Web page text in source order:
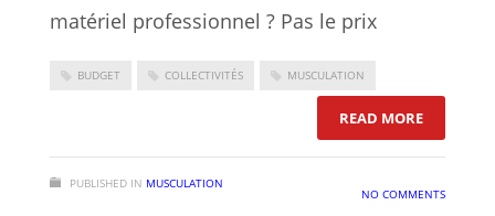
matériel professionnel ? Pas le prix
BUDGET COLLECTIVITÉS MUSCULATION
READ MORE: BUDGET
PUBLISHED IN MUSCULATION
NO COMMENTS